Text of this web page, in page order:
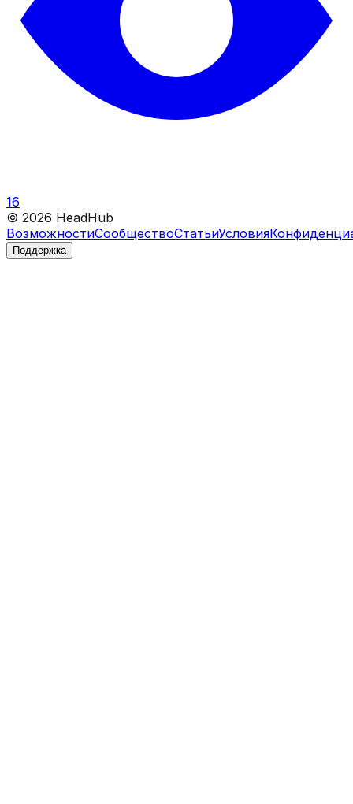
16
© 2026 HeadHub
ВозможностиСообществоСтатьиУсловия
Поддержка